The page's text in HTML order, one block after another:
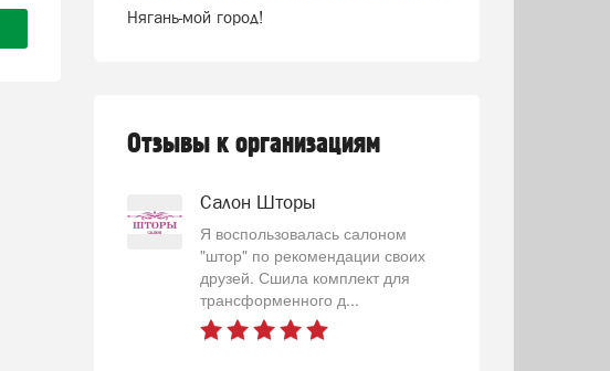
Нягань-мой город!
Отзывы к организациям
Салон Шторы
Я воспользовалась салоном
"штор" по рекомендации своих
друзей. Сшила комплект для
трансформенного д...